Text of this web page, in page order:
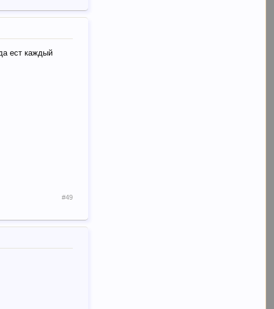
ест каждый
#49